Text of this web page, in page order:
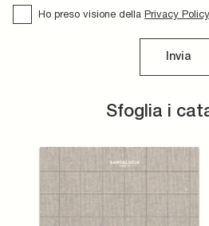
Sfoglia i
Ho preso visione della Privacy Policy
Invia